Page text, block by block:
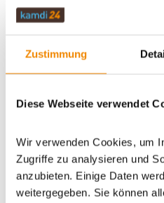
Zustimmung
Diese Webseite verwendet
Wir verwenden Cookies, um
Zugriffe zu analysieren und
anzubieten. Einige Daten
weitergegeben. Sie können
deutscher
Attraktives
Ofen fürs Budget.
Raumluftunabhängig